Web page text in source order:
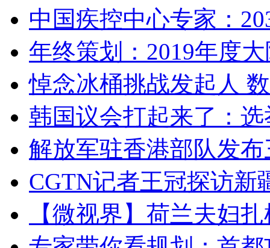
中国疾控中心专家：
年终策划：2019年度
悼念冰桶挑战发起人
韩国议会打起来了：
解放军驻香港部队发
CGTN记者王冠探访新
【微视界】荷兰夫妇